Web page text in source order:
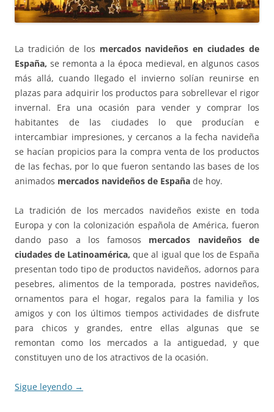
La tradición de los mercados navideños en ciudades de
España, se remonta a la época medieval, en algunos casos
más allá, cuando llegado el invierno solían reunirse en
plazas para adquirir los productos para sobrellevar el rigor
invernal. Era una ocasión para vender y comprar los
habitantes de las ciudades lo que producían e
intercambiar impresiones, y cercanos a la fecha navideña
se hacían propicios para la compra venta de los productos
de las fechas, por lo que fueron sentando las bases de los
animados mercados navideños de España de hoy.
La tradición de los mercados navideños existe en toda
Europa y con la colonización española de América, fueron
dando paso a los famosos mercados navideños de
ciudades de Latinoamérica,que al igual que los de España
presentan todo tipo de productos navideños, adornos para
pesebres, alimentos de la temporada, postres navideños,
ornamentos para el hogar, regalos para la familia y los
amigos y con los últimos tiempos actividades de disfrute
para chicos y grandes, entre ellas algunas que se
remontan como los mercados a la antiguedad, y que
constituyen uno de los atractivos de la ocasión.
Sigue leyendo →